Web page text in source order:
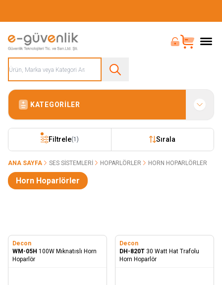
Bayi Girişi
Sepet
KATEGORILER
Filtrele(1) Sırala
ANA SAYFA SES SISTEMLERI HOPARLÖRLER HORN HOPARLÖRLER
Horn Hoparlörler
Decon
WM-05H 100W Mıknatıslı Horn
Hoparlör
Decon
DH-820T 30 Watt Hat Trafolu
Horn Hoparlör